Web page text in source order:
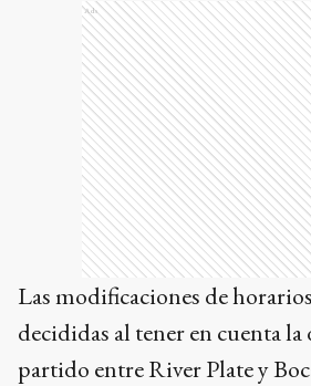
Ads
Las modificaciones de
decididas al tener en cuenta
partido entre River Plate y